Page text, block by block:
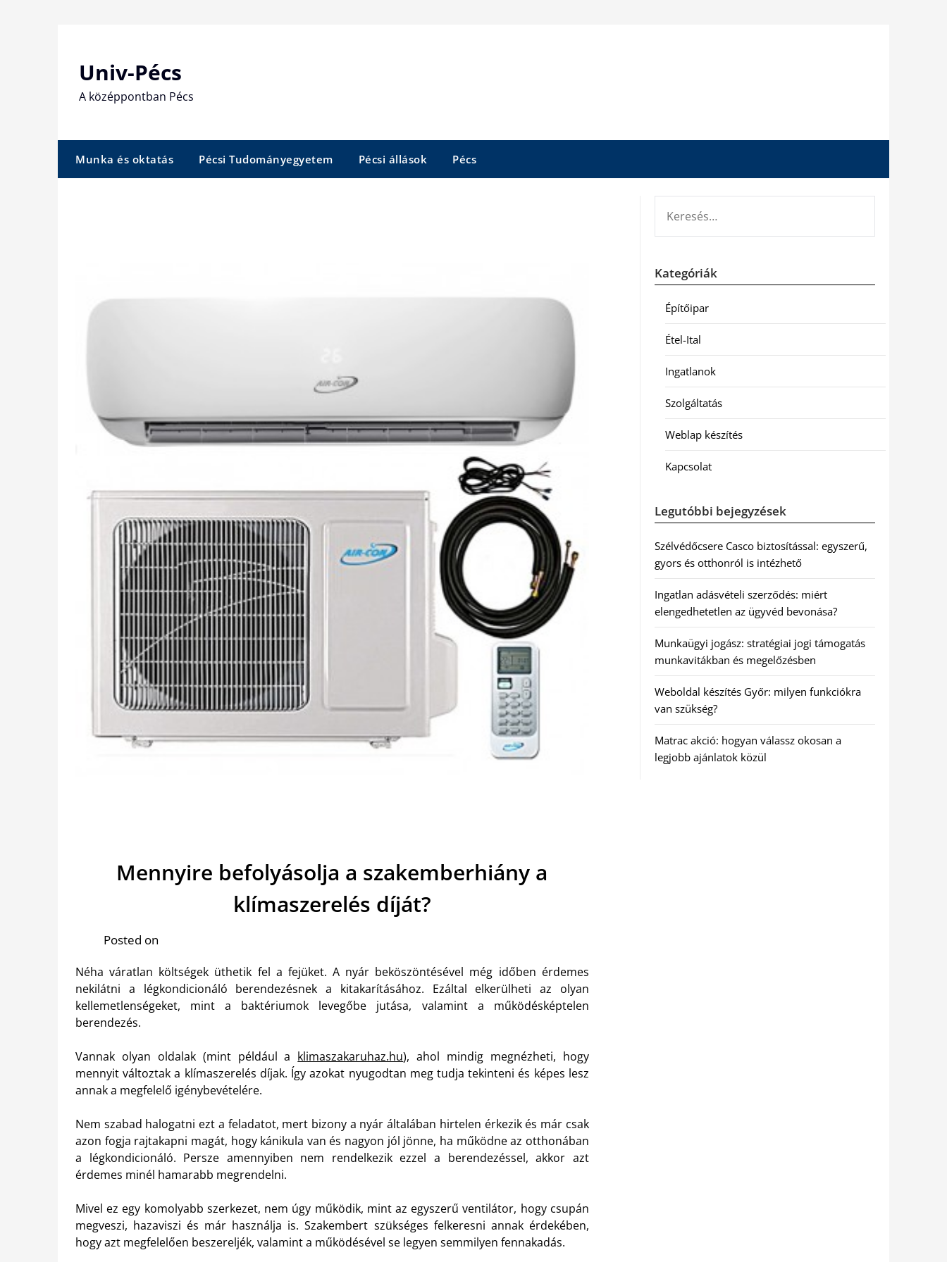
Univ-Pécs
A középpontban Pécs
Munka és oktatás Pécsi Tudományegyetem Pécsi állások Pécs
Mennyire befolyásolja a szakemberhiány a
klímaszerelés díját?
Posted on
Néha váratlan költségek üthetik fel a fejüket. A nyár beköszöntésével még időben érdemes
nekilátni a légkondicionáló berendezésnek a kitakarításához. Ezáltal elkerülheti az olyan
kellemetlenségeket, mint a baktériumok levegőbe jutása, valamint a működésképtelen
berendezés.
Vannak olyan oldalak (mint például a klimaszakaruhaz.hu), ahol mindig megnézheti, hogy
mennyit változtak a klímaszerelés díjak. Így azokat nyugodtan meg tudja tekinteni és képes lesz
annak a megfelelő igénybevételére.
Nem szabad halogatni ezt a feladatot, mert bizony a nyár általában hirtelen érkezik és már csak
azon fogja rajtakapni magát, hogy kánikula van és nagyon jól jönne, ha működne az otthonában
a légkondicionáló. Persze amennyiben nem rendelkezik ezzel a berendezéssel, akkor azt
érdemes minél hamarabb megrendelni.
Mivel ez egy komolyabb szerkezet, nem úgy működik, mint az egyszerű ventilátor, hogy csupán
megveszi, hazaviszi és már használja is. Szakembert szükséges felkeresni annak érdekében,
hogy azt megfelelően beszereljék, valamint a működésével se legyen semmilyen fennakadás.
Kategóriák
Építőipar
Étel-Ital
Ingatlanok
Szolgáltatás
Weblap készítés
Kapcsolat
Legutóbbi bejegyzések
Szélvédőcsere Casco biztosítással: egyszerű,
gyors és otthonról is intézhető
Ingatlan adásvételi szerződés: miért
elengedhetetlen az ügyvéd bevonása?
Munkaügyi jogász: stratégiai jogi támogatás
munkavitákban és megelőzésben
Weboldal készítés Győr: milyen funkciókra
van szükség?
Matrac akció: hogyan válassz okosan a
legjobb ajánlatok közül